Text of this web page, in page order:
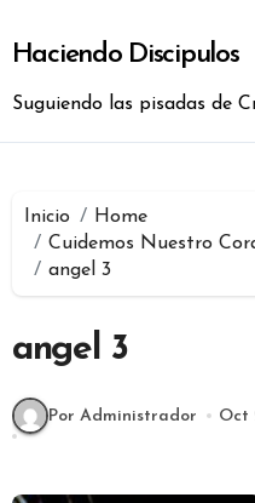
contenido
Haciendo Discipulos
Suguiendo las pisadas de
Inicio
Home
Cuidemos Nuestro
angel 3
angel 3
Por Administrador Oct